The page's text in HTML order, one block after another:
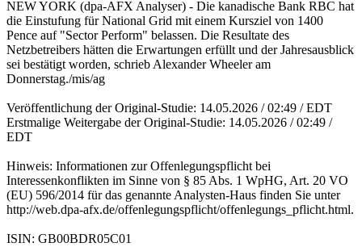
NEW YORK (dpa-AFX Analyser) - Die kanadische Bank RBC hat
die Einstufung für National Grid mit einem Kursziel von 1400
Pence auf "Sector Perform" belassen. Die Resultate des
Netzbetreibers hätten die Erwartungen erfüllt und der Jahresausblick
sei bestätigt worden, schrieb Alexander Wheeler am
Donnerstag./mis/ag
Veröffentlichung der Original-Studie: 14.05.2026 / 02:49 / EDT
Erstmalige Weitergabe der Original-Studie: 14.05.2026 / 02:49 /
EDT
Hinweis: Informationen zur Offenlegungspflicht bei
Interessenkonflikten im Sinne von § 85 Abs. 1 WpHG, Art. 20 VO
(EU) 596/2014 für das genannte Analysten-Haus finden Sie unter
http://web.dpa-afx.de/offenlegungspflicht/offenlegungs_pflicht.html.
ISIN: GB00BDR05C01